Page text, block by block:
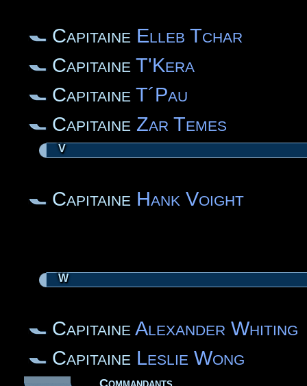
Capitaine Elleb Tchar
Capitaine T'Kera
Capitaine T´Pau
Capitaine Zar Temes
V
Capitaine Hank Voight
W
Capitaine Alexander Whiting
Capitaine Leslie Wong